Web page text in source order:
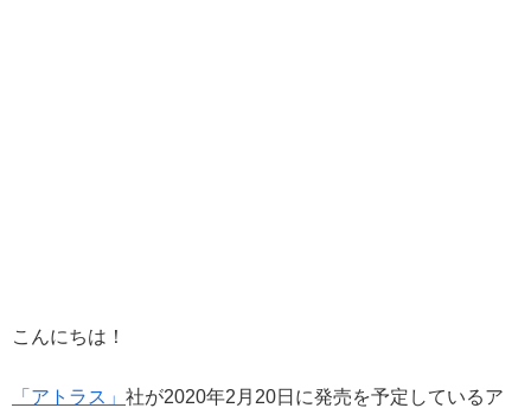
こんにちは！
「アトラス」 社が2020年2月20日に発売を予定しているア